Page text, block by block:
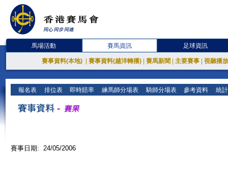
馬場活動 賽馬資訊 足球資訊
賽事資料(本地) 賽事資料(越洋轉播) 賽馬新聞 主要賽事 視聽播
報名表 排位表 即時賠率 練馬師分場表 騎師分場表 參考資料 統
賽事日期: 24/05/2006